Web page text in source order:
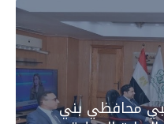
محافظي بني